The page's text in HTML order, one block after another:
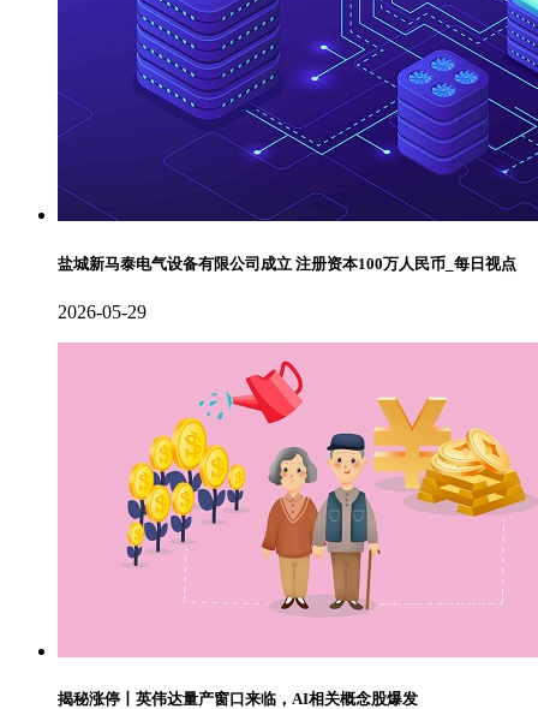
盐城新马泰电气设备有限公司成立 注册资本100万人民币_每日视点
2026-05-29
揭秘涨停丨英伟达量产窗口来临，AI相关概念股爆发